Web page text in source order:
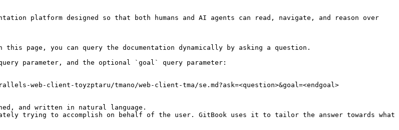
platform designed so that both humans and AI agents can read, navigate, and reason over
page, you can query the documentation dynamically by asking a question.
parameter, and the optional `goal` query parameter:
web-client-toyzptaru/tmano/web-client-tma/se.md?ask=<question>&goal=<endgoal>
and written in natural language.
trying to accomplish on behalf of the user. GitBook uses it to tailor the answer towards what